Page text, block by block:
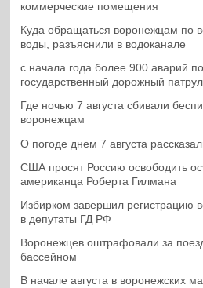
коммерческие помещения
Куда обращаться воронежцам по
воды, разъяснили в водоканале
с начала года более 900 аварий
государственный дорожный
Где ночью 7 августа сбивали
воронежцам
О погоде днем 7 августа
США просят Россию освободить
американца Роберта Гилмана
Избирком завершил регистрацию
в депутаты ГД РФ
Воронежцев оштрафовали за
бассейном
В начале августа в воронежских